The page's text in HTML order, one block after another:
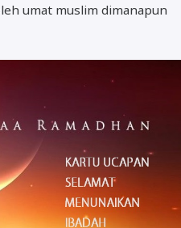
umat muslim dimanapun